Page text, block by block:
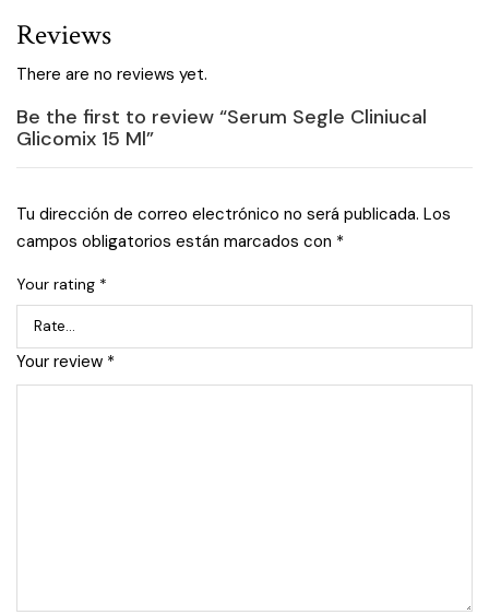
Reviews
There are no reviews yet.
Be the first to review “Serum Segle Cliniucal
Glicomix 15 Ml”
Tu dirección de correo electrónico no será publicada. Los
campos obligatorios están marcados con *
Your rating *
Your review *